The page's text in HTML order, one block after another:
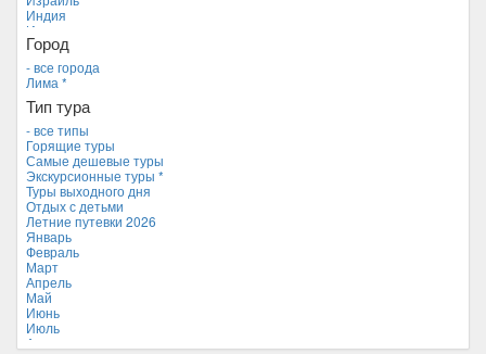
Индия
Индонезия
Иордания
Италия
Камбоджа
Кипр
Мальдивские острова
Мальта
Новая Зеландия
Объединенные Арабские Эмираты
Перу *
Россия
Таиланд
Тунис
Турция
Финляндия
Франция
Хорватия
Черногория
Чехия
Город
- все города
Лима *
Тип тура
- все типы
Горящие туры
Самые дешевые туры
Экскурсионные туры *
Туры выходного дня
Отдых с детьми
Летние путевки 2026
Январь
Февраль
Март
Апрель
Май
Июнь
Июль
Август